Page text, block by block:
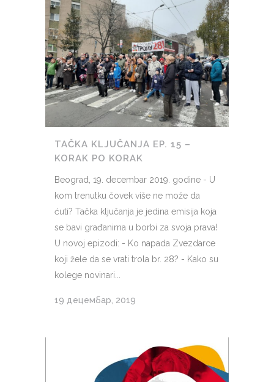
TAČKA KLJUČANJA EP. 15 –
KORAK PO KORAK
Beograd, 19. decembar 2019. godine - U
kom trenutku čovek više ne može da
ćuti? Tačka ključanja je jedina emisija koja
se bavi građanima u borbi za svoja prava!
U novoj epizodi: - Ko napada Zvezdarce
koji žele da se vrati trola br. 28? - Kako su
kolege novinari...
19 децембар, 2019